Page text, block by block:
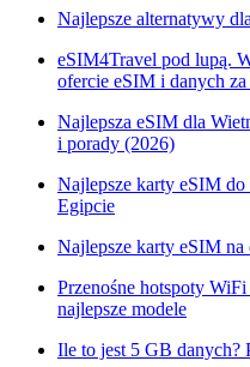
Najlepsze alternatywy
eSIM4Travel pod lupą.
ofercie eSIM i danych za
Najlepsza eSIM dla
i porady (2026)
Najlepsze karty eSIM
Egipcie
Najlepsze karty eSIM
Przenośne hotspoty
najlepsze modele
Ile to jest 5 GB danych?